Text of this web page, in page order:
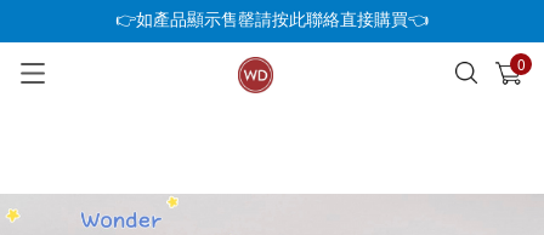
👉如產品顯示售罄請按此聯絡直接購買👈
0
已加入購物車 查看